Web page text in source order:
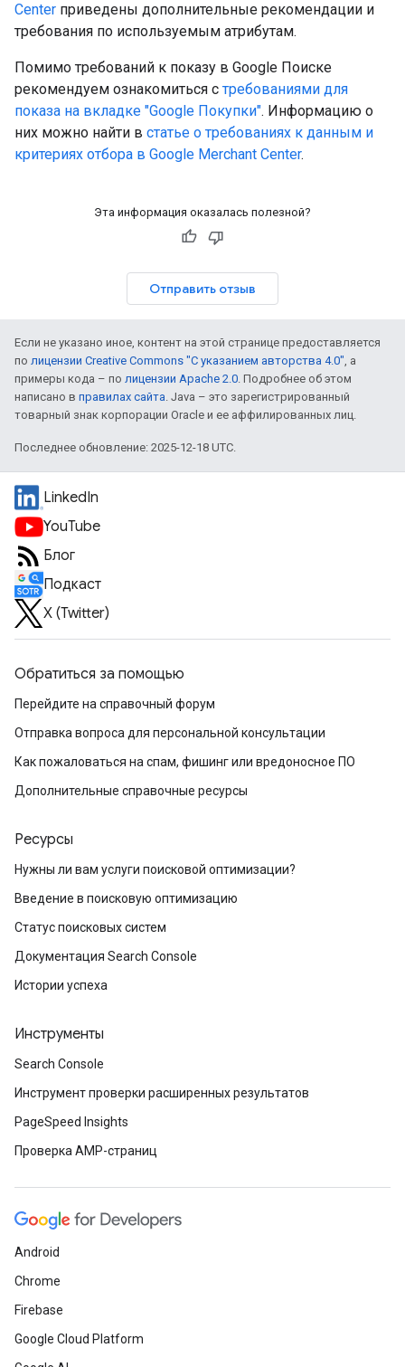
Center приведены дополнительные рекомендации и
требования по используемым атрибутам.
Помимо требований к показу в Google Поиске
рекомендуем ознакомиться с требованиями для
показа на вкладке "Google Покупки". Информацию о
них можно найти в статье о требованиях к данным и
критериях отбора в Google Merchant Center.
Эта информация оказалась полезной?
Отправить отзыв
Если не указано иное, контент на этой странице предоставляется
по лицензии Creative Commons "С указанием авторства 4.0", а
примеры кода – по лицензии Apache 2.0. Подробнее об этом
написано в правилах сайта. Java – это зарегистрированный
товарный знак корпорации Oracle и ее аффилированных лиц.
Последнее обновление: 2025-12-18 UTC.
LinkedIn
YouTube
Блог
Подкаст
X (Twitter)
Обратиться за помощью
Перейдите на справочный форум
Отправка вопроса для персональной консультации
Как пожаловаться на спам, фишинг или вредоносное ПО
Дополнительные справочные ресурсы
Ресурсы
Нужны ли вам услуги поисковой оптимизации?
Введение в поисковую оптимизацию
Статус поисковых систем
Документация Search Console
Истории успеха
Инструменты
Search Console
Инструмент проверки расширенных результатов
PageSpeed Insights
Проверка AMP-страниц
Android
Chrome
Firebase
Google Cloud Platform